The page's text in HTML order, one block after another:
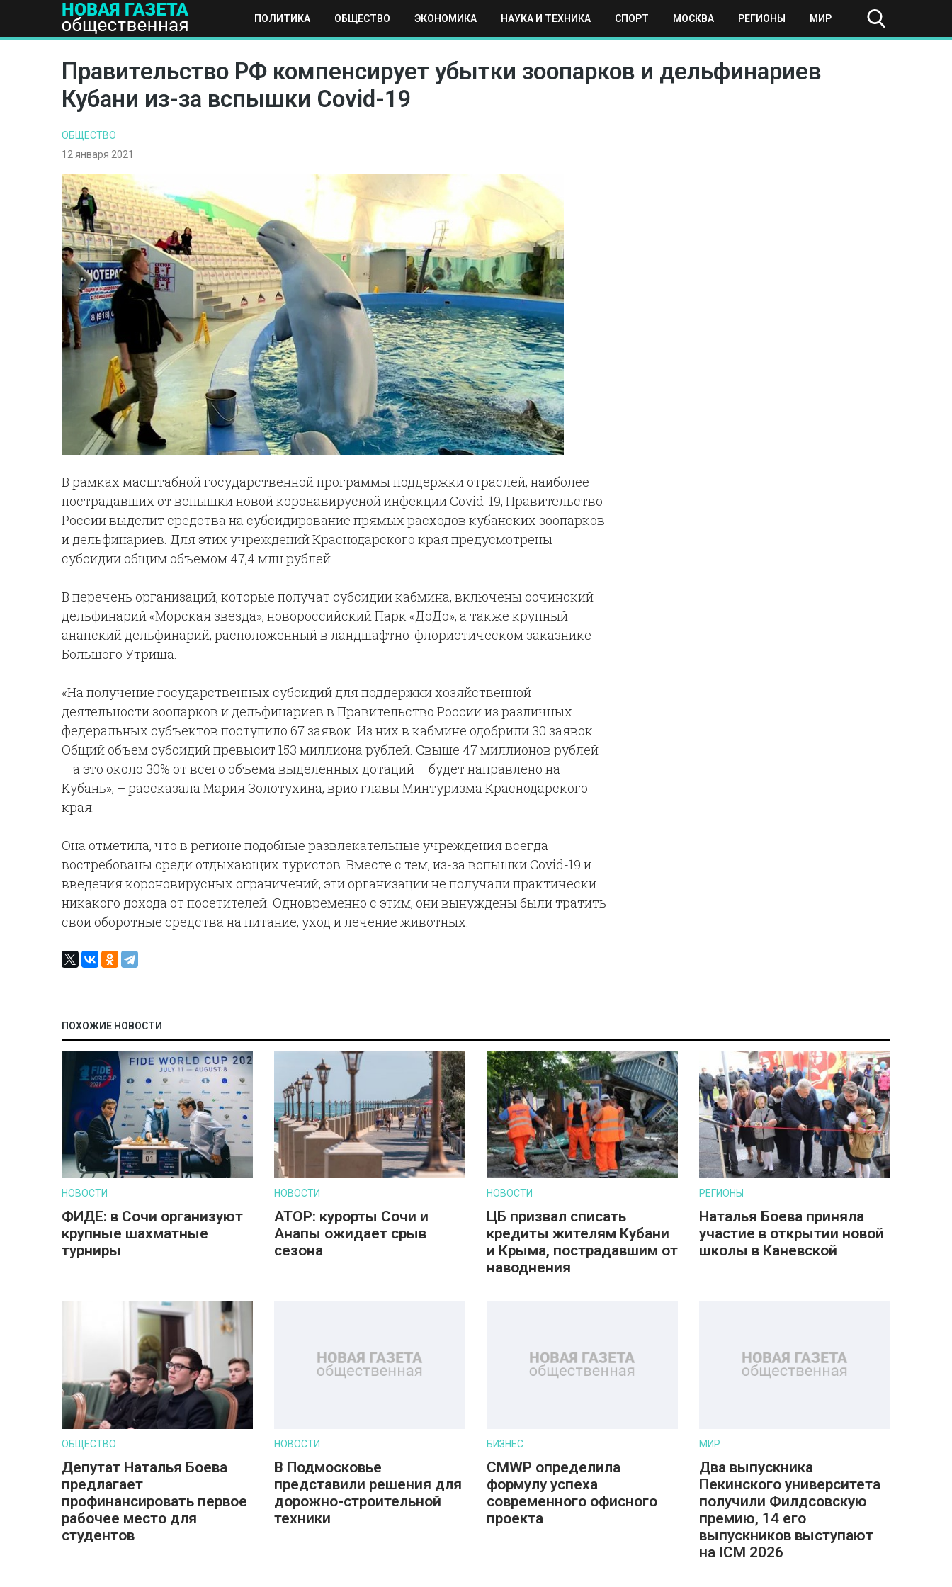
ПОЛИТИКА ОБЩЕСТВО ЭКОНОМИКА НАУКА И ТЕХНИКА СПОРТ МОСКВА РЕГИОНЫ МИР
ПОЛИТИКА ОБЩЕСТВО ЭКОНОМИКА НАУКА И ТЕХНИКА СПОРТ МОСКВА РЕГИОНЫ МИР
Правительство РФ компенсирует убытки зоопарков и дельфинариев
Кубани из-за вспышки Covid-19
ОБЩЕСТВО
12 января 2021
В рамках масштабной государственной программы поддержки отраслей, наиболее
пострадавших от вспышки новой коронавирусной инфекции Covid-19, Правительство
России выделит средства на субсидирование прямых расходов кубанских зоопарков
и дельфинариев. Для этих учреждений Краснодарского края предусмотрены
субсидии общим объемом 47,4 млн рублей.
В перечень организаций, которые получат субсидии кабмина, включены сочинский
дельфинарий «Морская звезда», новороссийский Парк «ДоДо», а также крупный
анапский дельфинарий, расположенный в ландшафтно-флористическом заказнике
Большого Утриша.
«На получение государственных субсидий для поддержки хозяйственной
деятельности зоопарков и дельфинариев в Правительство России из различных
федеральных субъектов поступило 67 заявок. Из них в кабмине одобрили 30 заявок.
Общий объем субсидий превысит 153 миллиона рублей. Свыше 47 миллионов рублей
– а это около 30% от всего объема выделенных дотаций – будет направлено на
Кубань», – рассказала Мария Золотухина, врио главы Минтуризма Краснодарского
края.
Она отметила, что в регионе подобные развлекательные учреждения всегда
востребованы среди отдыхающих туристов. Вместе с тем, из-за вспышки Covid-19 и
введения короновирусных ограничений, эти организации не получали практически
никакого дохода от посетителей. Одновременно с этим, они вынуждены были тратить
свои оборотные средства на питание, уход и лечение животных.
ПОХОЖИЕ НОВОСТИ
НОВОСТИ
ФИДЕ: в Сочи организуют
крупные шахматные
турниры
НОВОСТИ
АТОР: курорты Сочи и
Анапы ожидает срыв
сезона
НОВОСТИ
ЦБ призвал списать
кредиты жителям Кубани
и Крыма, пострадавшим от
наводнения
РЕГИОНЫ
Наталья Боева приняла
участие в открытии новой
школы в Каневской
ОБЩЕСТВО
Депутат Наталья Боева
предлагает
профинансировать первое
рабочее место для
студентов
НОВОСТИ
В Подмосковье
представили решения для
дорожно-строительной
техники
БИЗНЕС
CMWP определила
формулу успеха
современного офисного
проекта
МИР
Два выпускника
Пекинского университета
получили Филдсовскую
премию, 14 его
выпускников выступают
на ICM 2026